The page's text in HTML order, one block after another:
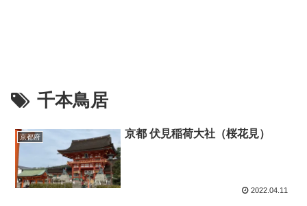
千本鳥居
京都府 京都 伏見稲荷大社（桜花見）
2022.04.11